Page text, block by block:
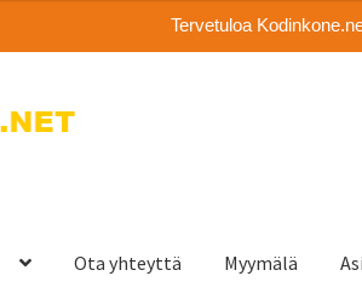
Tervetuloa
Ota yhteyttä Myymälä